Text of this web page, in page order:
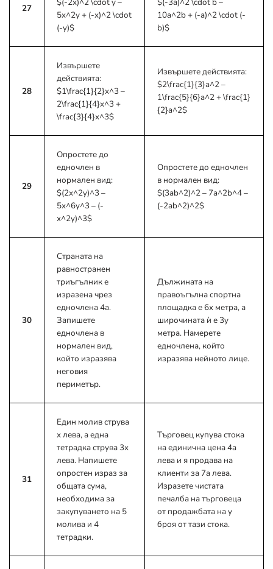
27
5x^2y + (-x)^2 \cdot
(-y)$
10a^2b + (-a)^2 \cdot (-
b)$
28
Извършете
действията:
$1\frac{1}{2}x^3 –
2\frac{1}{4}x^3 +
\frac{3}{4}x^3$
Извършете действията:
$2\frac{1}{3}a^2 –
1\frac{5}{6}a^2 + \frac{1}
{2}a^2$
29
Опростете до
едночлен в
нормален вид:
$(2x^2y)^3 –
5x^6y^3 – (-
x^2y)^3$
Опростете до едночлен
в нормален вид:
$(3ab^2)^2 – 7a^2b^4 –
(-2ab^2)^2$
30
Страната на
равностранен
триъгълник е
изразена чрез
едночлена 4a.
Запишете
едночлена в
нормален вид,
който изразява
неговия
периметър.
Дължината на
правоъгълна спортна
площадка е 6x метра, а
широчината ѝ е 3y
метра. Намерете
едночлена, който
изразява нейното лице.
31
Един молив струва
x лева, а една
тетрадка струва 3x
лева. Напишете
опростен израз за
общата сума,
необходима за
закупуването на 5
молива и 4
тетрадки.
Търговец купува стока
на единична цена 4a
лева и я продава на
клиенти за 7a лева.
Изразете чистата
печалба на търговеца
от продажбата на y
броя от тази стока.